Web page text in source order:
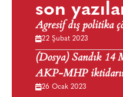
son
Agresif dış politika
22 Şubat 2023
(Dosya) Sandık 14
AKP-MHP
26 Ocak 2023